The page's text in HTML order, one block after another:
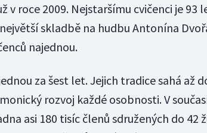
v roce 2009. Nejstaršímu cvičenci je
skladbě na hudbu Antonína
najednou.
za šest let. Jejich tradice sahá až
rozvoj každé osobnosti. V
asi 180 tisíc členů sdružených do 42